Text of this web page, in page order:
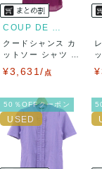
りますので、トラ
品を求められる方
また商品には細心
ましたら、レビュ
い致します。対応
します。
COUP DE CHANCE
クードシャンス カ
ットソー シャツ 半
¥3,631/ 点
50％OFFクーポン